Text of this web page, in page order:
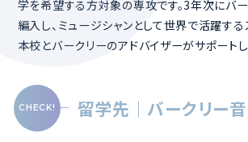
世界最高峰の音楽大学留学への道！バーク
学を希望する方対象の専攻です。3年次にバ
編入し、ミュージシャンとして世界で活躍する